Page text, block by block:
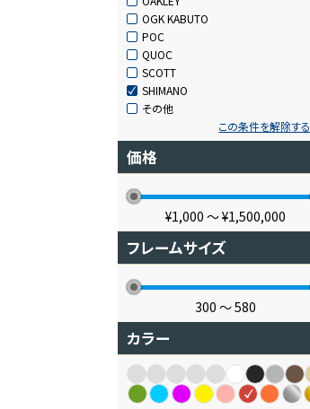
OGK KABUTO
POC
QUOC
SCOTT
SHIMANO
その他
この条件を解除する
価格
¥1,000 〜¥1,500,000
フレームサイズ
300 〜580
カラー